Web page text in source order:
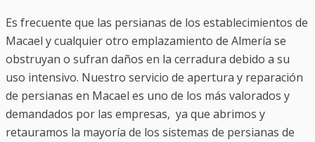
Es frecuente que las persianas de los establecimientos de
Macael y cualquier otro emplazamiento de Almería se
obstruyan o sufran daños en la cerradura debido a su
uso intensivo. Nuestro servicio de apertura y reparación
de persianas en Macael es uno de los más valorados y
demandados por las empresas, ya que abrimos y
retauramos la mayoría de los sistemas de persianas de